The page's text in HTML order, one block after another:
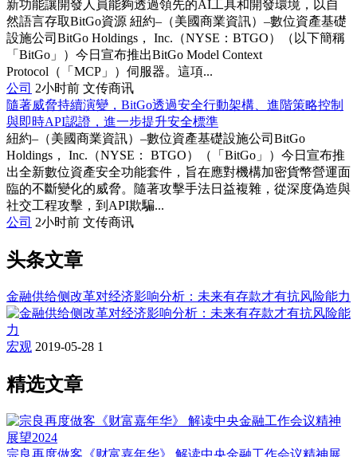
新功能讓開發人員能夠透過領先的AI工具和開發環境，以自
然語言存取BitGo資源 紐約–（美國商業資訊）–數位資產基礎
設施公司BitGo Holdings， Inc.（NYSE：BTGO）（以下簡稱
「BitGo」）今日宣布推出BitGo Model Context
Protocol（「MCP」）伺服器。這項...
公司 2小时前 文传商讯
隨著威脅持續演變，BitGo透過安全行動架構、進階策略控制
與即時API認證，進一步提升安全標準
紐約–（美國商業資訊）–數位資產基礎設施公司BitGo
Holdings， Inc.（NYSE： BTGO）（「BitGo」）今日宣布推
出全新數位資產安全功能套件，旨在應對機構加密貨幣營運面
臨的不斷變化的威脅。隨著攻擊手法日益複雜，從深度偽造與
社交工程攻擊，到API欺騙...
公司 2小时前 文传商讯
头条文章
金融供给侧改革对经济影响分析：未来有存款才有抗风险能力
宏观 2019-05-28 1
精选文章
宗良再度做客《财富嘉年华》 解读中央金融工作会议精神展